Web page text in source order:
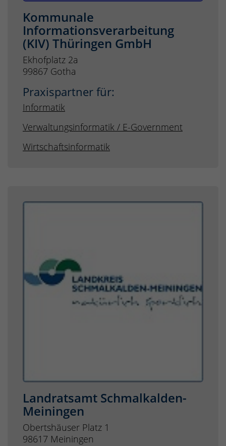
Kommunale
Informationsverarbeitung
(KIV) Thüringen GmbH
Ekhofplatz 2a
99867 Gotha
Praxispartner für:
Informatik
Verwaltungsinformatik / E-Government
Wirtschaftsinformatik
Landratsamt Schmalkalden-
Meiningen
Obertshäuser Platz 1
98617 Meiningen